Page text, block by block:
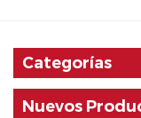
Categorías
Nuevos